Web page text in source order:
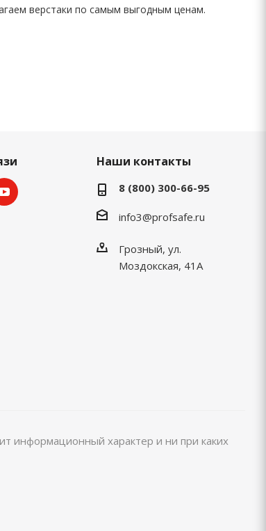
верстаки по самым выгодным ценам.
Наши контакты
8 (800) 300-66-95
info3@profsafe.ru
Грозный, ул.
Моздокская, 41А
информационный характер и ни при каких